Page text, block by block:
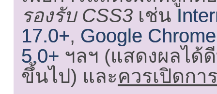
รองรับ CSS3 เช่น
17.0+, Google
5.0+ ฯลฯ (แสดงผลได้
ขึ้นไป) และควรเปิดกา